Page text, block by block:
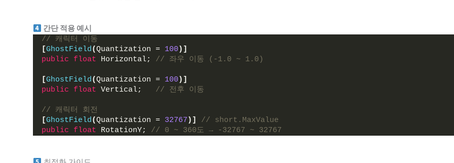
간단 적용 예시
// 캐릭터 이동
[GhostField(Quantization = 100 )]
public
float Horizontal; // 좌우 이동 (-1.0 ~ 1.0)
[GhostField(Quantization = 100 )]
public
float Vertical; // 전후 이동
// 캐릭터 회전
[GhostField(Quantization = 32767 )]
// short.MaxValue
public
float RotationY; // 0 ~ 360도 → -32767 ~ 32767